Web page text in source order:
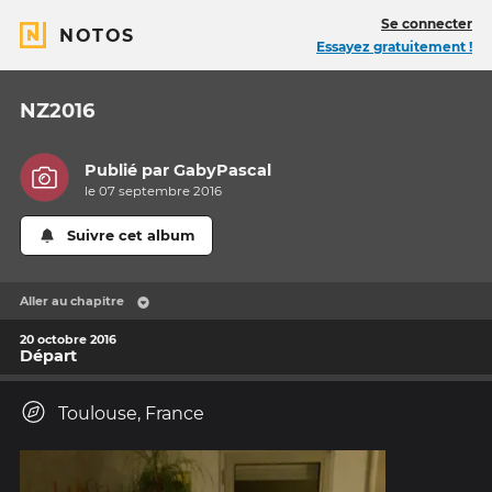
NOTOS
Se connecter
Essayez gratuitement !
NZ2016
Publié parGabyPascal
le 07 septembre 2016
Suivre cet album
Aller au chapitre
20 octobre 2016
Départ
Toulouse, France